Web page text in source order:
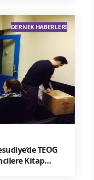
TEOG
Kitap
DERNEK HABERLERI